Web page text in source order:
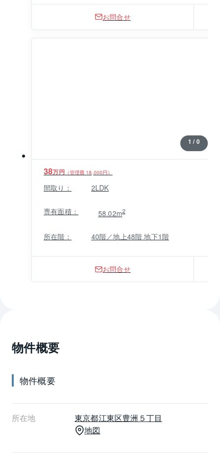
お問合せ
1 / 0
38万円 （管理費 18,000円）
間取り： 2LDK
専有面積： 58.02m2
所在階： 40階／地上48階 地下1階
お問合せ
物件概要
物件概要
所在地 東京都江東区豊洲５丁目
地図